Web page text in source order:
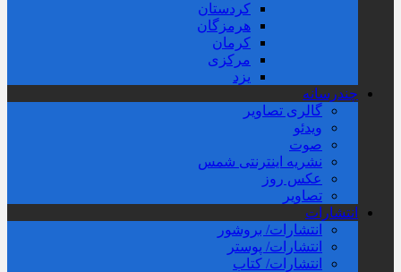
کردستان
هرمزگان
کرمان
مرکزی
یزد
چندرسانه
گالری تصاویر
ویدئو
صوت
نشریه اینترنتی شمس
عکس روز
تصاویر
انتشارات
انتشارات/ بروشور
انتشارات/ پوستر
انتشارات/ کتاب